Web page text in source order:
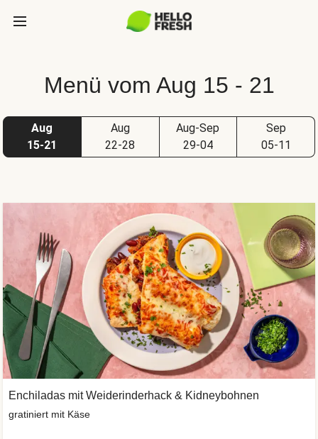
Menü vom Aug 15 - 21
Aug
15-21
Aug
22-28
Aug-Sep
29-04
Sep
05-11
Enchiladas mit Weiderinderhack & Kidneybohnen
gratiniert mit Käse